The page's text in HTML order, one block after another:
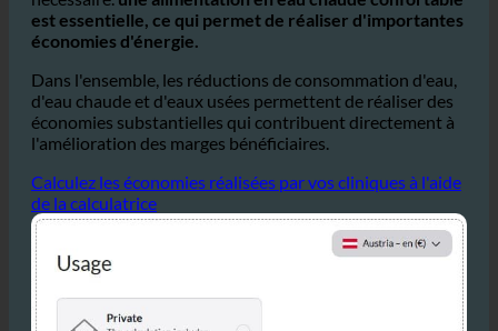
restauration, où une approche cohérente et efficace est
nécessaire.une alimentation en eau chaude confortable
économies d'énergie.
Dans l'ensemble, les réductions de consommation d'eau,
d'eau chaude et d'eaux usées permettent de réaliser des
l'amélioration des marges bénéficiaires.
Calculez les économies réalisées par vos cliniques à l'aide
de la calculatrice